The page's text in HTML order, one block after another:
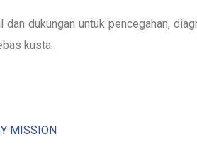
dan dukungan untuk pencegahan,
kusta.
MISSION